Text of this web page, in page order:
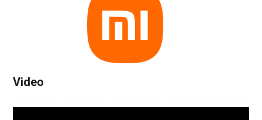
Video